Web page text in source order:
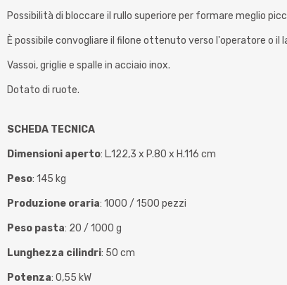
Possibilità di bloccare il rullo superiore per formare meglio
È possibile convogliare il filone ottenuto verso l'operatore o il
Vassoi, griglie e spalle in acciaio inox.
Dotato di ruote.
SCHEDA TECNICA
Dimensioni aperto: L.122,3 x P.80 x H.116 cm
Peso: 145 kg
Produzione oraria: 1000 / 1500 pezzi
Peso pasta: 20 / 1000 g
Lunghezza cilindri: 50 cm
Potenza: 0,55 kW